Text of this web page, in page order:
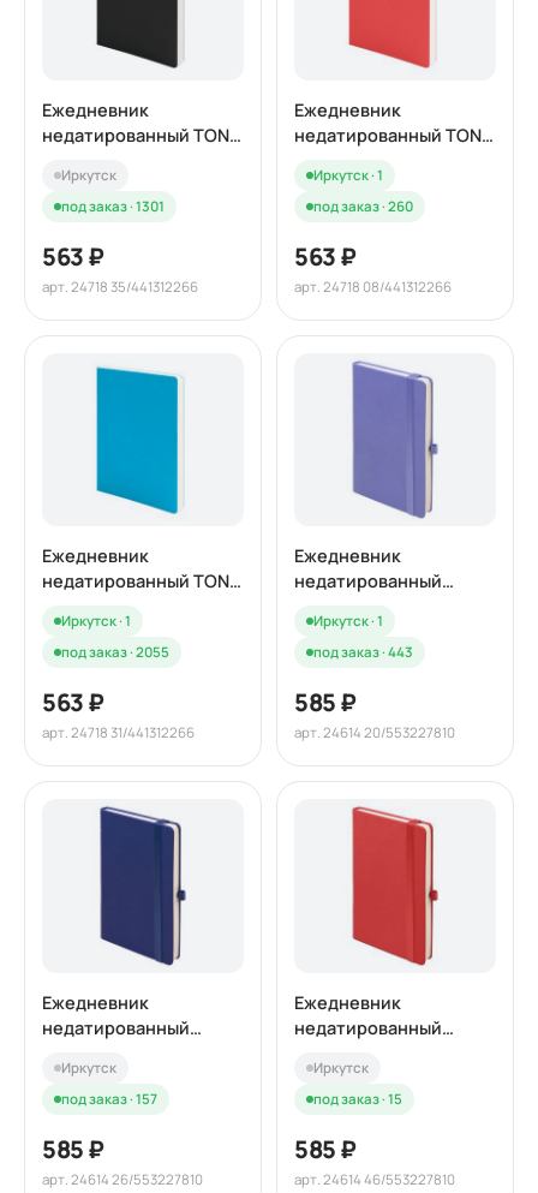
Ежедневник
недатированный TONY,
блок в клетку
Иркутск
под заказ · 1301
563 ₽
арт. 24718 35/441312266
Ежедневник
недатированный TONY,
блок в клетку
Иркутск · 1
под заказ · 260
563 ₽
арт. 24718 08/441312266
Ежедневник
недатированный TONY,
кремовый блок в
клетку
Иркутск · 1
под заказ · 2055
563 ₽
арт. 24718 31/441312266
Ежедневник
недатированный
сиреневый, кремовый
блок
Иркутск · 1
под заказ · 443
585 ₽
арт. 24614 20/553227810
Ежедневник
недатированный
синий, кремовый блок
Иркутск
под заказ · 157
585 ₽
арт. 24614 26/553227810
Ежедневник
недатированный
кремовый блок
Иркутск
под заказ · 15
585 ₽
арт. 24614 46/553227810